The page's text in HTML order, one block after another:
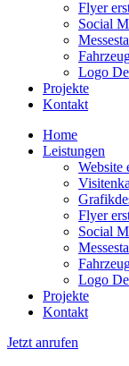
Flyer
Social
Logo
Projekte
Kontakt
Home
Leistungen
Website
Flyer
Social
Logo
Projekte
Kontakt
Jetzt anrufen